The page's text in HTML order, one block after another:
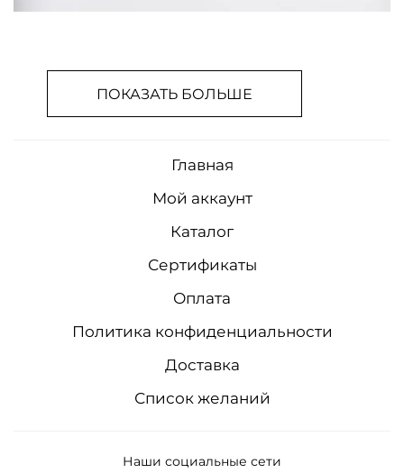
ПОКАЗАТЬ БОЛЬШЕ
Главная
Мой аккаунт
Каталог
Сертификаты
Оплата
Политика конфиденциальности
Доставка
Список желаний
Наши социальные сети